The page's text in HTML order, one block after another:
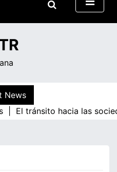
News
| El tránsito hacia las